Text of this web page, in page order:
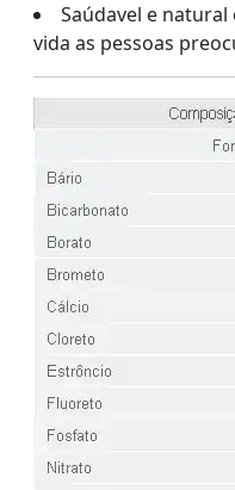
Saúdavel e
vida as pessoas